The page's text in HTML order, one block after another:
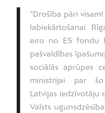
“Drošība pāri
labiekārtošanai
eiro no ES fondu
pašvaldības
sociālās aprūpes
ministrijai par šo
Latvijas iedzīvotāju
Valsts